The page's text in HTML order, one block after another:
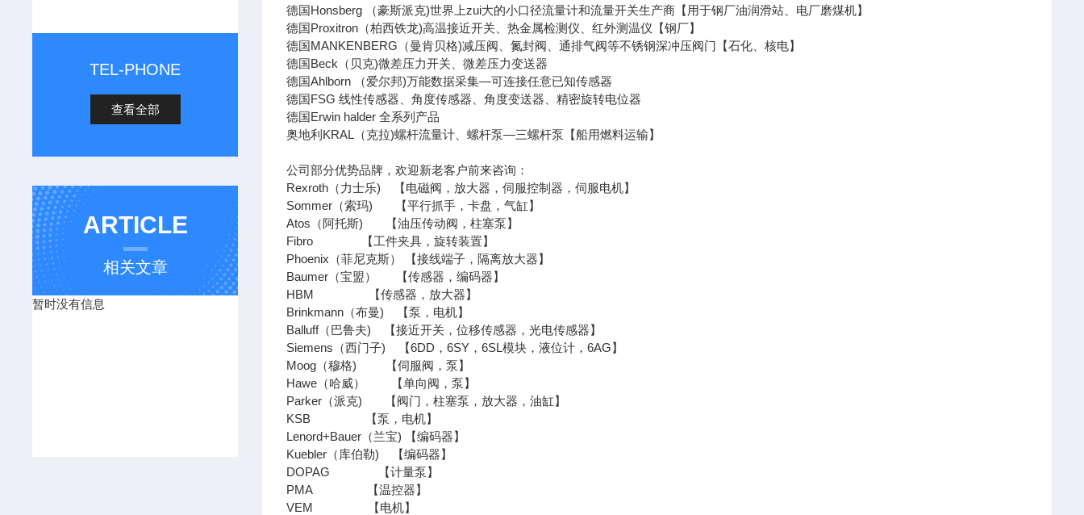
TEL-PHONE
查看全部
ARTICLE
相关文章
暂时没有信息
德国Honsberg （豪斯派克)世界上zui大的小口径流量计和流量开关生产商【用于钢厂油润滑站、电厂磨煤机】
德国Proxitron（柏西铁龙)高温接近开关、热金属检测仪、红外测温仪【钢厂】
德国MANKENBERG（曼肯贝格)减压阀、氮封阀、通排气阀等不锈钢深冲压阀门【石化、核电】
德国Beck（贝克)微差压力开关、微差压力变送器
德国Ahlborn （爱尔邦)万能数据采集—可连接任意已知传感器
德国FSG 线性传感器、角度传感器、角度变送器、精密旋转电位器
德国Erwin halder 全系列产品
奥地利KRAL（克拉)螺杆流量计、螺杆泵—三螺杆泵【船用燃料运输】
公司部分优势品牌，欢迎新老客户前来咨询：
Rexroth（力士乐) 【电磁阀，放大器，伺服控制器，伺服电机】
Sommer（索玛) 【平行抓手，卡盘，气缸】
Atos（阿托斯) 【油压传动阀，柱塞泵】
Fibro 【工件夹具，旋转装置】
Phoenix（菲尼克斯） 【接线端子，隔离放大器】
Baumer（宝盟） 【传感器，编码器】
HBM 【传感器，放大器】
Brinkmann（布曼) 【泵，电机】
Balluff（巴鲁夫) 【接近开关，位移传感器，光电传感器】
Siemens（西门子) 【6DD，6SY，6SL模块，液位计，6AG】
Moog（穆格) 【伺服阀，泵】
Hawe（哈威） 【单向阀，泵】
Parker（派克) 【阀门，柱塞泵，放大器，油缸】
KSB 【泵，电机】
Lenord+Bauer（兰宝) 【编码器】
Kuebler（库伯勒) 【编码器】
DOPAG 【计量泵】
PMA 【温控器】
VEM 【电机】